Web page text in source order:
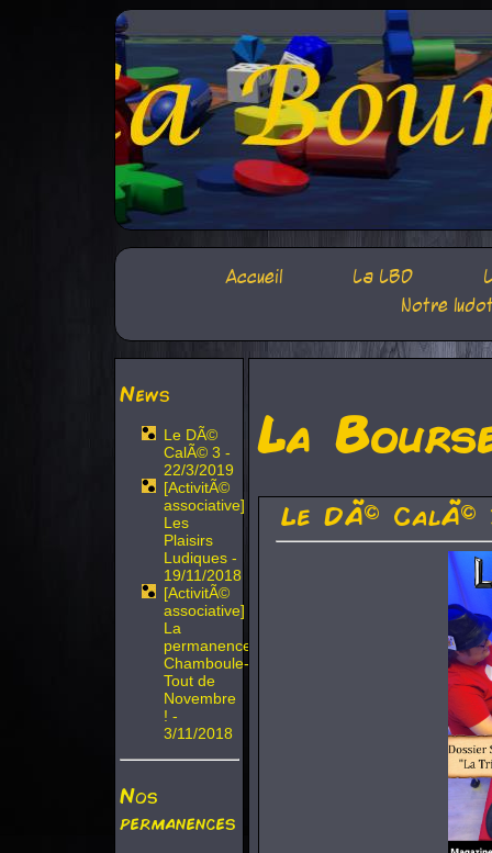
Accueil La LBD
Notre
News
Le DÃ©
CalÃ© 3 -
22/3/2019
[ActivitÃ©
associative]
Les
Plaisirs
Ludiques -
19/11/2018
[ActivitÃ©
associative]
La
permanence
Chamboule-
Tout de
Novembre
! -
3/11/2018
Nos
permanences
La
Le DÃ© CalÃ©